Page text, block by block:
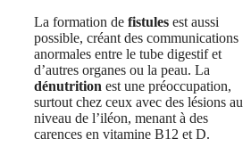
La formation de fistules est aussi
possible, créant des communications
anormales entre le tube digestif et
d’autres organes ou la peau. La
dénutrition est une préoccupation,
surtout chez ceux avec des lésions au
niveau de l’iléon, menant à des
carences en vitamine B12 et D.